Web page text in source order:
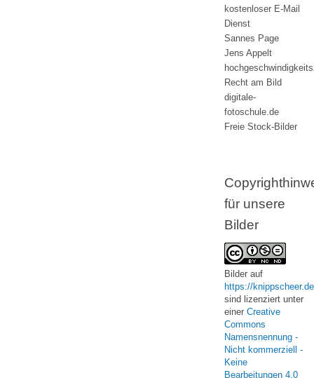
kostenloser E-Mail
Dienst
Sannes Page
Jens Appelt
Recht am Bild
digitale-
fotoschule.de
Freie Stock-Bilder
für unsere
Bilder
Bilder auf
https://knippscheer.de
sind lizenziert unter
einer Creative
Commons
Namensnennung -
Nicht kommerziell -
Keine
Bearbeitungen 4.0